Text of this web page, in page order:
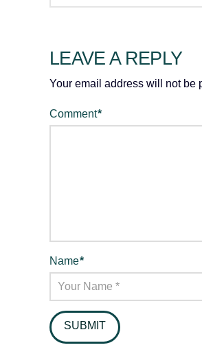
LEAVE A REPLY
Your email address will not be
Comment*
Name*